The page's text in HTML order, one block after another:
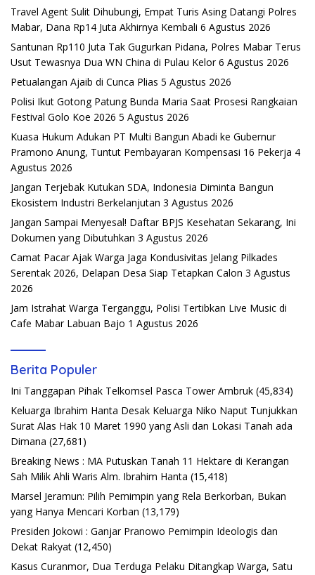
Travel Agent Sulit Dihubungi, Empat Turis Asing Datangi Polres
Mabar, Dana Rp14 Juta Akhirnya Kembali 6 Agustus 2026
Santunan Rp110 Juta Tak Gugurkan Pidana, Polres Mabar Terus
Usut Tewasnya Dua WN China di Pulau Kelor 6 Agustus 2026
Petualangan Ajaib di Cunca Plias 5 Agustus 2026
Polisi Ikut Gotong Patung Bunda Maria Saat Prosesi Rangkaian
Festival Golo Koe 2026 5 Agustus 2026
Kuasa Hukum Adukan PT Multi Bangun Abadi ke Gubernur
Pramono Anung, Tuntut Pembayaran Kompensasi 16 Pekerja 4
Agustus 2026
Jangan Terjebak Kutukan SDA, Indonesia Diminta Bangun
Ekosistem Industri Berkelanjutan 3 Agustus 2026
Jangan Sampai Menyesal! Daftar BPJS Kesehatan Sekarang, Ini
Dokumen yang Dibutuhkan 3 Agustus 2026
Camat Pacar Ajak Warga Jaga Kondusivitas Jelang Pilkades
Serentak 2026, Delapan Desa Siap Tetapkan Calon 3 Agustus
2026
Jam Istrahat Warga Terganggu, Polisi Tertibkan Live Music di
Cafe Mabar Labuan Bajo 1 Agustus 2026
Berita Populer
Ini Tanggapan Pihak Telkomsel Pasca Tower Ambruk (45,834)
Keluarga Ibrahim Hanta Desak Keluarga Niko Naput Tunjukkan
Surat Alas Hak 10 Maret 1990 yang Asli dan Lokasi Tanah ada
Dimana (27,681)
Breaking News : MA Putuskan Tanah 11 Hektare di Kerangan
Sah Milik Ahli Waris Alm. Ibrahim Hanta (15,418)
Marsel Jeramun: Pilih Pemimpin yang Rela Berkorban, Bukan
yang Hanya Mencari Korban (13,179)
Presiden Jokowi : Ganjar Pranowo Pemimpin Ideologis dan
Dekat Rakyat (12,450)
Kasus Curanmor, Dua Terduga Pelaku Ditangkap Warga, Satu